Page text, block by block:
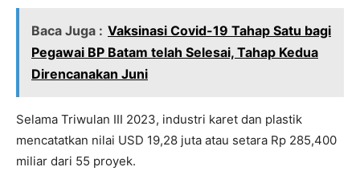
Baca Juga : Vaksinasi Covid-19 Tahap Satu bagi
Pegawai BP Batam telah Selesai, Tahap Kedua
Direncanakan Juni
Selama Triwulan III 2023, industri karet dan plastik
mencatatkan nilai USD 19,28 juta atau setara Rp 285,400
miliar dari 55 proyek.